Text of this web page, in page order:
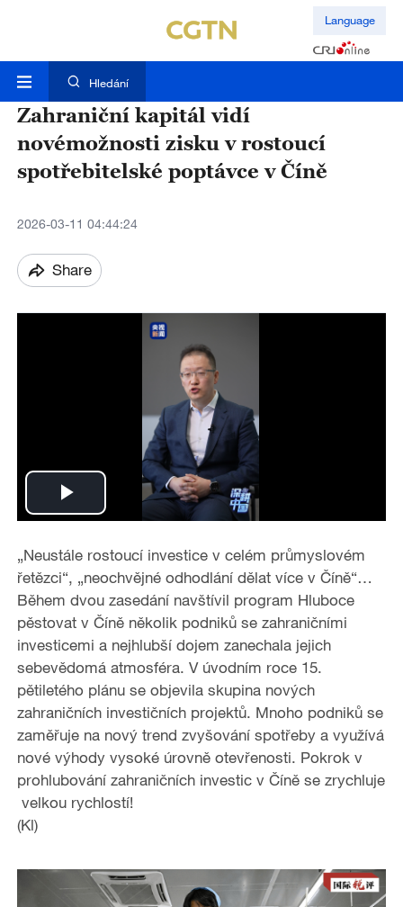
Language
Hledání
Zahraniční kapitál vidí
novémožnosti zisku v rostoucí
spotřebitelské poptávce v Číně
2026-03-11 04:44:24
Share
P
l
a
y
V
i
d
e
„Neustále rostoucí investice v celém průmyslovém
řetězci“, „neochvějné odhodlání dělat více v Číně“…
Během dvou zasedání navštívil program Hluboce
pěstovat v Číně několik podniků se zahraničními
investicemi a nejhlubší dojem zanechala jejich
sebevědomá atmosféra. V úvodním roce 15.
pětiletého plánu se objevila skupina nových
zahraničních investičních projektů. Mnoho podniků se
zaměřuje na nový trend zvyšování spotřeby a využívá
nové výhody vysoké úrovně otevřenosti. Pokrok v
prohlubování zahraničních investic v Číně se zrychluje
velkou rychlostí!
(Kl)